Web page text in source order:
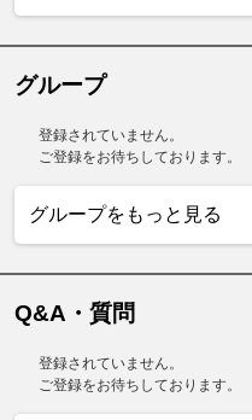
グループ
登録されていません。
ご登録をお待ちしております。
グループをもっと見る
Q&A・質問
登録されていません。
ご登録をお待ちしております。